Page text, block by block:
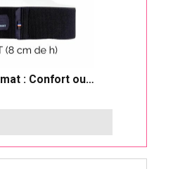
: Confort ou